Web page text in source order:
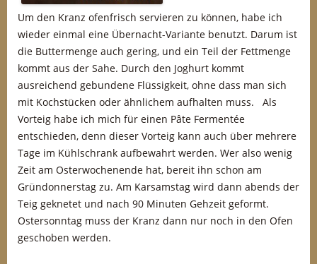
Um den Kranz ofenfrisch servieren zu können, habe ich
wieder einmal eine Übernacht-Variante benutzt. Darum ist
die Buttermenge auch gering, und ein Teil der Fettmenge
kommt aus der Sahe. Durch den Joghurt kommt
ausreichend gebundene Flüssigkeit, ohne dass man sich
mit Kochstücken oder ähnlichem aufhalten muss. Als
Vorteig habe ich mich für einen Pâte Fermentée
entschieden, denn dieser Vorteig kann auch über mehrere
Tage im Kühlschrank aufbewahrt werden. Wer also wenig
Zeit am Osterwochenende hat, bereit ihn schon am
Gründonnerstag zu. Am Karsamstag wird dann abends der
Teig geknetet und nach 90 Minuten Gehzeit geformt.
Ostersonntag muss der Kranz dann nur noch in den Ofen
geschoben werden.